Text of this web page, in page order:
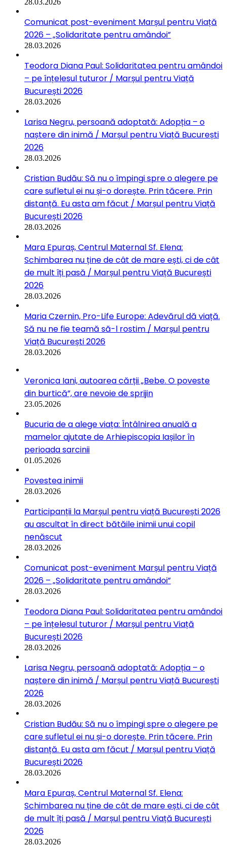
Comunicat post-eveniment Marșul pentru Viață
2026 – „Solidaritate pentru amândoi”
28.03.2026
Teodora Diana Paul: Solidaritatea pentru amândoi
– pe înțelesul tuturor / Marșul pentru Viață
București 2026
28.03.2026
Larisa Negru, persoană adoptată: Adopția – o
naștere din inimă / Marșul pentru Viață București
2026
28.03.2026
Cristian Budău: Să nu o împingi spre o alegere pe
care sufletul ei nu și-o dorește. Prin tăcere. Prin
distanță. Eu asta am făcut / Marșul pentru Viață
București 2026
28.03.2026
Mara Epuraș, Centrul Maternal Sf. Elena:
Schimbarea nu ține de cât de mare ești, ci de cât
de mult îți pasă / Marșul pentru Viață București
2026
28.03.2026
Maria Czernin, Pro-Life Europe: Adevărul dă viață.
Să nu ne fie teamă să-l rostim / Marșul pentru
Viață București 2026
28.03.2026
Veronica Iani, autoarea cărții „Bebe. O poveste
din burtică”, are nevoie de sprijin
23.05.2026
Bucuria de a alege viața: Întâlnirea anuală a
mamelor ajutate de Arhiepiscopia Iașilor în
perioada sarcinii
01.05.2026
Povestea inimii
28.03.2026
Participanții la Marșul pentru viață București 2026
au ascultat în direct bătăile inimii unui copil
nenăscut
28.03.2026
Comunicat post-eveniment Marșul pentru Viață
2026 – „Solidaritate pentru amândoi”
28.03.2026
Teodora Diana Paul: Solidaritatea pentru amândoi
– pe înțelesul tuturor / Marșul pentru Viață
București 2026
28.03.2026
Larisa Negru, persoană adoptată: Adopția – o
naștere din inimă / Marșul pentru Viață București
2026
28.03.2026
Cristian Budău: Să nu o împingi spre o alegere pe
care sufletul ei nu și-o dorește. Prin tăcere. Prin
distanță. Eu asta am făcut / Marșul pentru Viață
București 2026
28.03.2026
Mara Epuraș, Centrul Maternal Sf. Elena:
Schimbarea nu ține de cât de mare ești, ci de cât
de mult îți pasă / Marșul pentru Viață București
2026
28.03.2026